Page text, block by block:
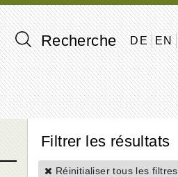
Recherche DE EN
Filtrer les résultats
Réinitialiser tous les filtres